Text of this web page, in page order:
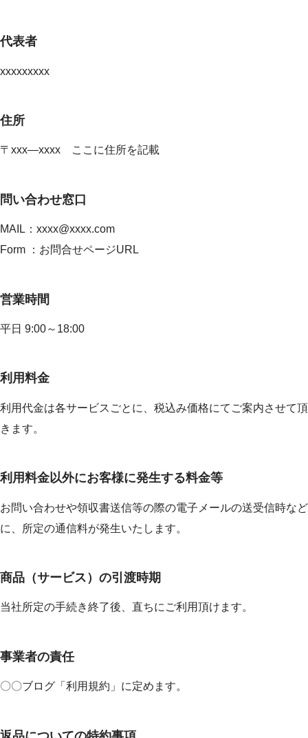
代表者
xxxxxxxxx
住所
〒xxx―xxxx ここに住所を記載
問い合わせ窓口
MAIL：xxxx@xxxx.com
Form ：お問合せページURL
営業時間
平日 9:00～18:00
利用料金
利用代金は各サービスごとに、税込み価格にてご案内させて頂
きます。
利用料金以外にお客様に発生する料金等
お問い合わせや領収書送信等の際の電子メールの送受信時など
に、所定の通信料が発生いたします。
商品（サービス）の引渡時期
当社所定の手続き終了後、直ちにご利用頂けます。
事業者の責任
〇〇ブログ「利用規約」に定めます。